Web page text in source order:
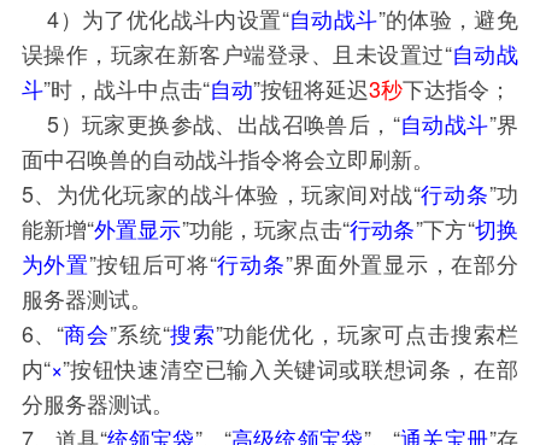
4）为了优化战斗内设置“自动战斗”的体验，避免
误操作，玩家在新客户端登录、且未设置过“自动战
斗”时，战斗中点击“自动”按钮将延迟3秒下达指令；
5）玩家更换参战、出战召唤兽后，“自动战斗”界
面中召唤兽的自动战斗指令将会立即刷新。
5、为优化玩家的战斗体验，玩家间对战“行动条”功
能新增“外置显示”功能，玩家点击“行动条”下方“切换
为外置”按钮后可将“行动条”界面外置显示，在部分
服务器测试。
6、“商会”系统“搜索”功能优化，玩家可点击搜索栏
内“×”按钮快速清空已输入关键词或联想词条，在部
分服务器测试。
7、道具“统领宝袋”、“高级统领宝袋”、“通关宝册”存